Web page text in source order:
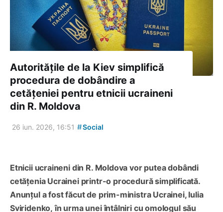
Autoritățile de la Kiev simplifică
procedura de dobândire a
cetățeniei pentru etnicii ucraineni
din R. Moldova
26 iun. 2026, 16:51 #Social
Etnicii ucraineni din R. Moldova vor putea dobândi
cetățenia Ucrainei printr-o procedură simplificată.
Anunțul a fost făcut de prim-ministra Ucrainei, Iulia
Sviridenko, în urma unei întâlniri cu omologul său